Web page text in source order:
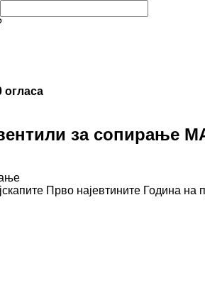
огласа
за сопирање
Прво најевтините Година на